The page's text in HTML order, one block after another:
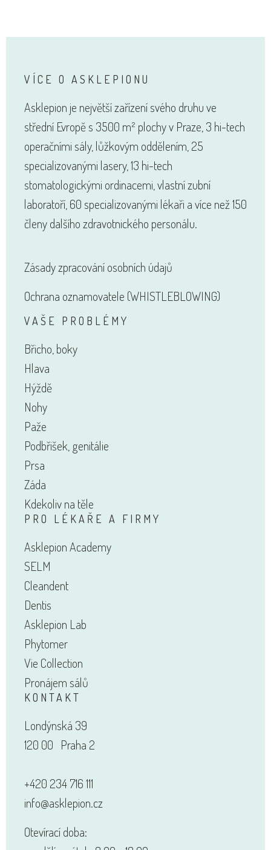
VÍCE O ASKLEPIONU
Asklepion je největší zařízení svého druhu ve
střední Evropě s 3500 m² plochy v Praze, 3 hi-tech
operačními sály, lůžkovým oddělením, 25
specializovanými lasery, 13 hi-tech
stomatologickými ordinacemi, vlastní zubní
laboratoří, 60 specializovanými lékaři a více než 150
členy dalšího zdravotnického personálu.
Zásady zpracování osobních údajů
Ochrana oznamovatele (WHISTLEBLOWING)
VAŠE PROBLÉMY
Břicho, boky
Hlava
Hýždě
Nohy
Paže
Podbřišek, genitálie
Prsa
Záda
Kdekoliv na těle
PRO LÉKAŘE A FIRMY
Asklepion Academy
SELM
Cleandent
Dentis
Asklepion Lab
Phytomer
Vie Collection
Pronájem sálů
KONTAKT
Londýnská 39
120 00 Praha 2
+420 234 716 111
info@asklepion.cz
Otevírací doba: